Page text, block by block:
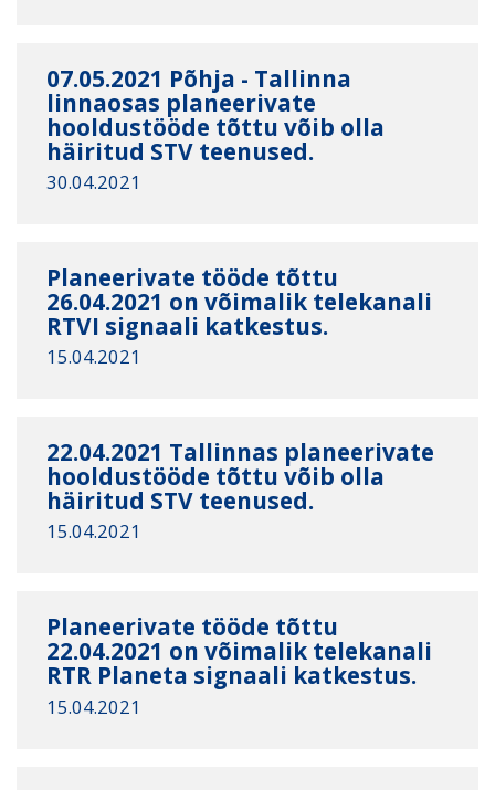
07.05.2021 Põhja - Tallinna
linnaosas planeerivate
hooldustööde tõttu võib olla
häiritud STV teenused.
30.04.2021
Planeerivate tööde tõttu
26.04.2021 on võimalik telekanali
RTVI signaali katkestus.
15.04.2021
22.04.2021 Tallinnas planeerivate
hooldustööde tõttu võib olla
häiritud STV teenused.
15.04.2021
Planeerivate tööde tõttu
22.04.2021 on võimalik telekanali
RTR Planeta signaali katkestus.
15.04.2021